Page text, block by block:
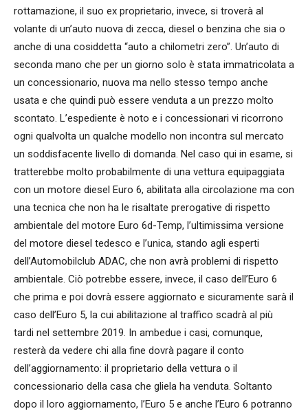
rottamazione, il suo ex proprietario, invece, si troverà al
volante di un’auto nuova di zecca, diesel o benzina che sia o
anche di una cosiddetta “auto a chilometri zero”. Un’auto di
seconda mano che per un giorno solo è stata immatricolata a
un concessionario, nuova ma nello stesso tempo anche
usata e che quindi può essere venduta a un prezzo molto
scontato. L’espediente è noto e i concessionari vi ricorrono
ogni qualvolta un qualche modello non incontra sul mercato
un soddisfacente livello di domanda. Nel caso qui in esame, si
tratterebbe molto probabilmente di una vettura equipaggiata
con un motore diesel Euro 6, abilitata alla circolazione ma con
una tecnica che non ha le risaltate prerogative di rispetto
ambientale del motore Euro 6d-Temp, l’ultimissima versione
del motore diesel tedesco e l’unica, stando agli esperti
dell’Automobilclub ADAC, che non avrà problemi di rispetto
ambientale. Ciò potrebbe essere, invece, il caso dell’Euro 6
che prima e poi dovrà essere aggiornato e sicuramente sarà il
caso dell’Euro 5, la cui abilitazione al traffico scadrà al più
tardi nel settembre 2019. In ambedue i casi, comunque,
resterà da vedere chi alla fine dovrà pagare il conto
dell’aggiornamento: il proprietario della vettura o il
concessionario della casa che gliela ha venduta. Soltanto
dopo il loro aggiornamento, l’Euro 5 e anche l’Euro 6 potranno